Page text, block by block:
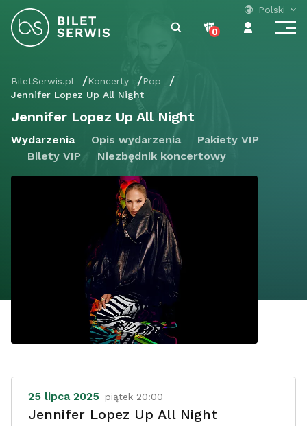
Polski
0
BiletSerwis.pl Koncerty
Pop
Jennifer Lopez Up All Night
Jennifer Lopez Up All Night
Wydarzenia Opis wydarzenia
Pakiety VIP
Bilety VIP
Niezbędnik koncertowy
25 lipca 2025 piątek 20:00
Jennifer Lopez Up All Night